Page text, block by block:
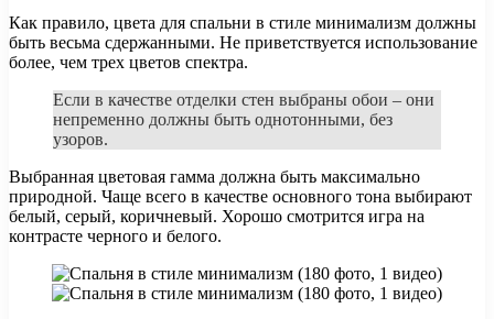
Как правило, цвета для спальни в стиле минимализм должны
быть весьма сдержанными. Не приветствуется использование
более, чем трех цветов спектра.
Если в качестве отделки стен выбраны обои – они
непременно должны быть однотонными, без
узоров.
Выбранная цветовая гамма должна быть максимально
природной. Чаще всего в качестве основного тона выбирают
белый, серый, коричневый. Хорошо смотрится игра на
контрасте черного и белого.